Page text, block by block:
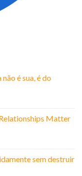
é sua, é do
Matter
sem destruir